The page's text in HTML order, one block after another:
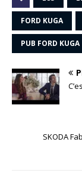
FORD KUGA
PUB FORD KUGA
SKODA